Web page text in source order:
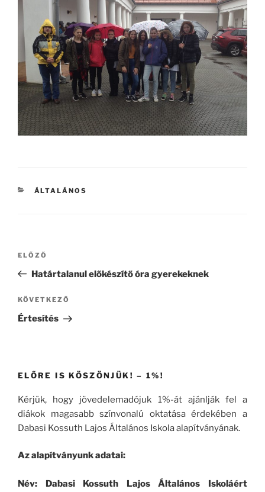
KATEGÓRIÁK
ÁLTALÁNOS
Bejegyzés
Korábbi
bejegyzés
ELŐZŐ
Határtalanul előkészítő óra gyerekeknek
Következő
bejegyzés
KÖVETKEZŐ
Értesítés
ELŐRE IS KÖSZÖNJÜK! – 1%!
Kérjük, hogy jövedelemadójuk 1%-át ajánlják fel a
diákok magasabb színvonalú oktatása érdekében a
Dabasi Kossuth Lajos Általános Iskola alapítványának.
Az alapítványunk adatai:
Név: Dabasi Kossuth Lajos Általános Iskoláért